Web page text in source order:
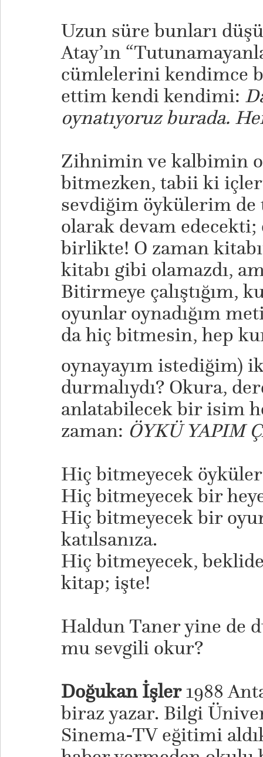
Uzun süre bunları
Atay’ın
cümlelerini kendimce
ettim kendi kendimi:
oynatıyoruz burada.
Zihnimin ve kalbimin
bitmezken, tabii ki
sevdiğim öykülerim
olarak devam
birlikte! O zaman
kitabı gibi olamazdı,
Bitirmeye çalıştığım,
oyunlar oynadığım
da hiç bitmesin, hep
oynayayım istediğim)
durmalıydı? Okura,
anlatabilecek bir isim
zaman: ÖYKÜ YAPIM
Hiç bitmeyecek
Hiç bitmeyecek bir
Hiç bitmeyecek bir
katılsanıza.
Hiç bitmeyecek,
kitap; işte!
Haldun Taner yine de
mu sevgili okur?
Doğukan İşler1988
biraz yazar. Bilgi
Sinema-TV eğitimi